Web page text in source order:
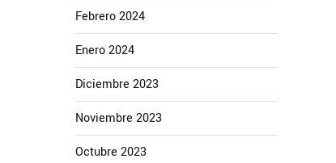
Febrero 2024
Enero 2024
Diciembre 2023
Noviembre 2023
Octubre 2023